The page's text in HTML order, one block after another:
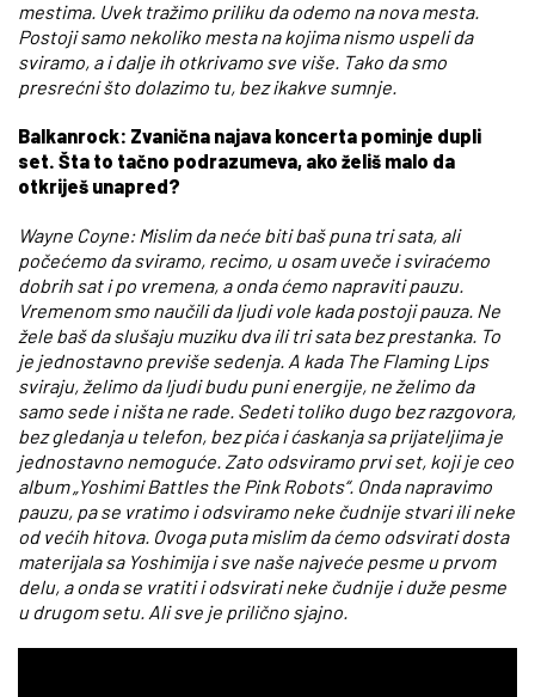
mestima. Uvek tražimo priliku da odemo na nova mesta.
Postoji samo nekoliko mesta na kojima nismo uspeli da
sviramo, a i dalje ih otkrivamo sve više. Tako da smo
presrećni što dolazimo tu, bez ikakve sumnje.
Balkanrock: Zvanična najava koncerta pominje dupli
set. Šta to tačno podrazumeva, ako želiš malo da
otkriješ unapred?
Wayne Coyne: Mislim da neće biti baš puna tri sata, ali
počećemo da sviramo, recimo, u osam uveče i sviraćemo
dobrih sat i po vremena, a onda ćemo napraviti pauzu.
Vremenom smo naučili da ljudi vole kada postoji pauza. Ne
žele baš da slušaju muziku dva ili tri sata bez prestanka. To
je jednostavno previše sedenja. A kada The Flaming Lips
sviraju, želimo da ljudi budu puni energije, ne želimo da
samo sede i ništa ne rade. Sedeti toliko dugo bez razgovora,
bez gledanja u telefon, bez pića i ćaskanja sa prijateljima je
jednostavno nemoguće. Zato odsviramo prvi set, koji je ceo
album „Yoshimi Battles the Pink Robots“. Onda napravimo
pauzu, pa se vratimo i odsviramo neke čudnije stvari ili neke
od većih hitova. Ovoga puta mislim da ćemo odsvirati dosta
materijala sa Yoshimija i sve naše najveće pesme u prvom
delu, a onda se vratiti i odsvirati neke čudnije i duže pesme
u drugom setu. Ali sve je prilično sjajno.